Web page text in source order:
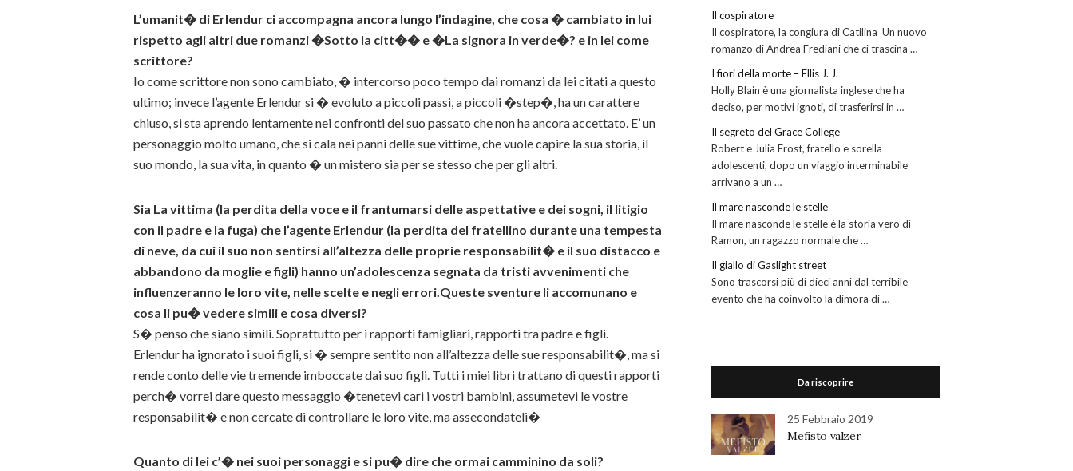
L’umanit� di Erlendur ci accompagna ancora lungo l’indagine, che cosa � cambiato in lui
rispetto agli altri due romanzi �Sotto la citt�� e �La signora in verde�? e in lei come
scrittore?
Io come scrittore non sono cambiato, � intercorso poco tempo dai romanzi da lei citati a questo
ultimo; invece l’agente Erlendur si � evoluto a piccoli passi, a piccoli �step�, ha un carattere
chiuso, si sta aprendo lentamente nei confronti del suo passato che non ha ancora accettato. E’ un
personaggio molto umano, che si cala nei panni delle sue vittime, che vuole capire la sua storia, il
suo mondo, la sua vita, in quanto � un mistero sia per se stesso che per gli altri.
Sia La vittima (la perdita della voce e il frantumarsi delle aspettative e dei sogni, il litigio
con il padre e la fuga) che l’agente Erlendur (la perdita del fratellino durante una tempesta
di neve, da cui il suo non sentirsi all’altezza delle proprie responsabilit� e il suo distacco e
abbandono da moglie e figli) hanno un’adolescenza segnata da tristi avvenimenti che
influenzeranno le loro vite, nelle scelte e negli errori.Queste sventure li accomunano e
cosa li pu� vedere simili e cosa diversi?
S� penso che siano simili. Soprattutto per i rapporti famigliari, rapporti tra padre e figli.
Erlendur ha ignorato i suoi figli, si � sempre sentito non all’altezza delle sue responsabilit�, ma si
rende conto delle vie tremende imboccate dai suo figli. Tutti i miei libri trattano di questi rapporti
perch� vorrei dare questo messaggio �tenetevi cari i vostri bambini, assumetevi le vostre
responsabilit� e non cercate di controllare le loro vite, ma assecondateli�
Quanto di lei c’� nei suoi personaggi e si pu� dire che ormai camminino da soli?
Il cospiratore
Il cospiratore, la congiura di Catilina Un nuovo
romanzo di Andrea Frediani che ci trascina …
I fiori della morte – Ellis J. J.
Holly Blain è una giornalista inglese che ha
deciso, per motivi ignoti, di trasferirsi in …
Il segreto del Grace College
Robert e Julia Frost, fratello e sorella
adolescenti, dopo un viaggio interminabile
arrivano a un …
Il mare nasconde le stelle
Il mare nasconde le stelle è la storia vero di
Ramon, un ragazzo normale che …
Il giallo di Gaslight street
Sono trascorsi più di dieci anni dal terribile
evento che ha coinvolto la dimora di …
Da riscoprire
25 Febbraio 2019
Mefisto valzer